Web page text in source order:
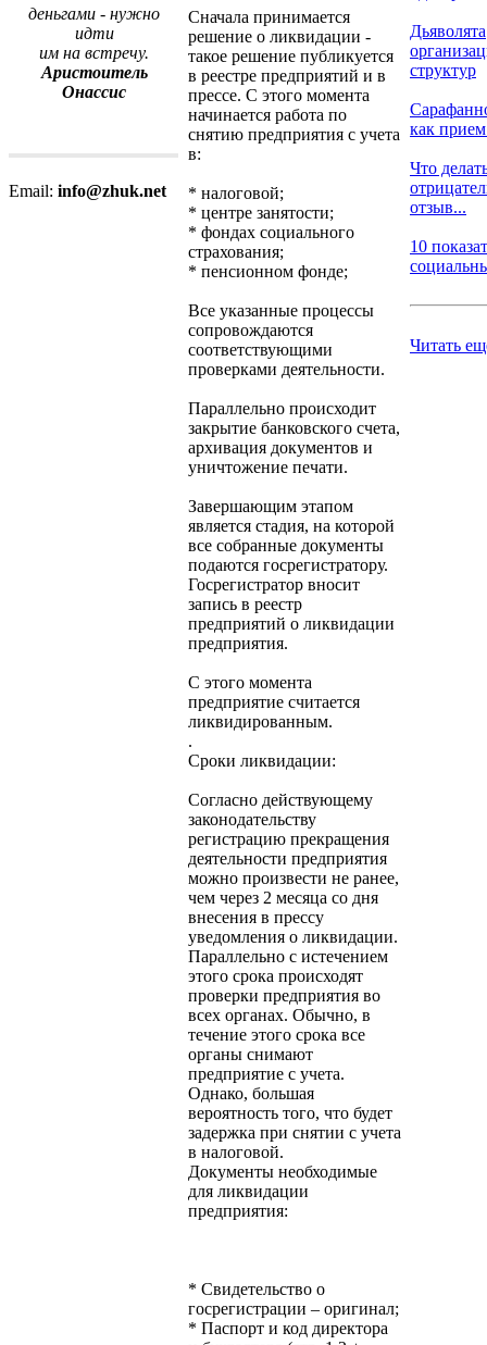
деньгами - нужно
идти
им на встречу.
Аристоитель
Онассис
Email: info@zhuk.net
Сначала принимается
решение о ликвидации -
такое решение публикуется
в реестре предприятий и в
прессе. С этого момента
начинается работа по
снятию предприятия с учета
в:
* налоговой;
* центре занятости;
* фондах социального
страхования;
* пенсионном фонде;
Все указанные процессы
сопровождаются
соответствующими
проверками деятельности.
Параллельно происходит
закрытие банковского счета,
архивация документов и
уничтожение печати.
Завершающим этапом
является стадия, на которой
все собранные документы
подаются госрегистратору.
Госрегистратор вносит
запись в реестр
предприятий о ликвидации
предприятия.
С этого момента
предприятие считается
ликвидированным.
.
Сроки ликвидации:
Согласно действующему
законодательству
регистрацию прекращения
деятельности предприятия
можно произвести не ранее,
чем через 2 месяца со дня
внесения в прессу
уведомления о ликвидации.
Параллельно с истечением
этого срока происходят
проверки предприятия во
всех органах. Обычно, в
течение этого срока все
органы снимают
предприятие с учета.
Однако, большая
вероятность того, что будет
задержка при снятии с учета
в налоговой.
Документы необходимые
для ликвидации
предприятия:
* Свидетельство о
госрегистрации – оригинал;
* Паспорт и код директора
Дьяволята
структур
как
Что
отзыв...
10
Читать